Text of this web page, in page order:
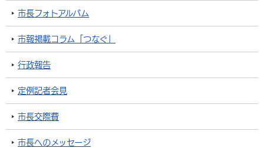
市長フォトアルバム
市報掲載コラム「つなぐ」
行政報告
定例記者会見
市長交際費
市長へのメッセージ